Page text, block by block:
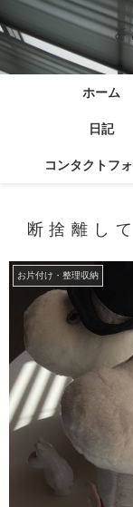
さ
ホーム
日記
コンタクトフ
断捨離し
お片付け・整理収納